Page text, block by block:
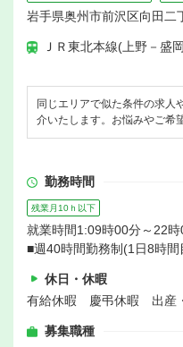
岩手県奥州市前沢区向田二
ＪＲ東北本線(上野－盛
同じエリアで似た条件の求人
介いたします。お悩みやご希
勤務時間
残業月10ｈ以下
就業時間1:09時00分～22時
■週40時間勤務制(1日8時間
休日・休暇
有給休暇 慶弔休暇 出産
募集職種